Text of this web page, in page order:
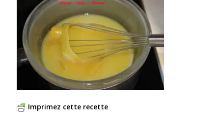
Imprimez cette recette